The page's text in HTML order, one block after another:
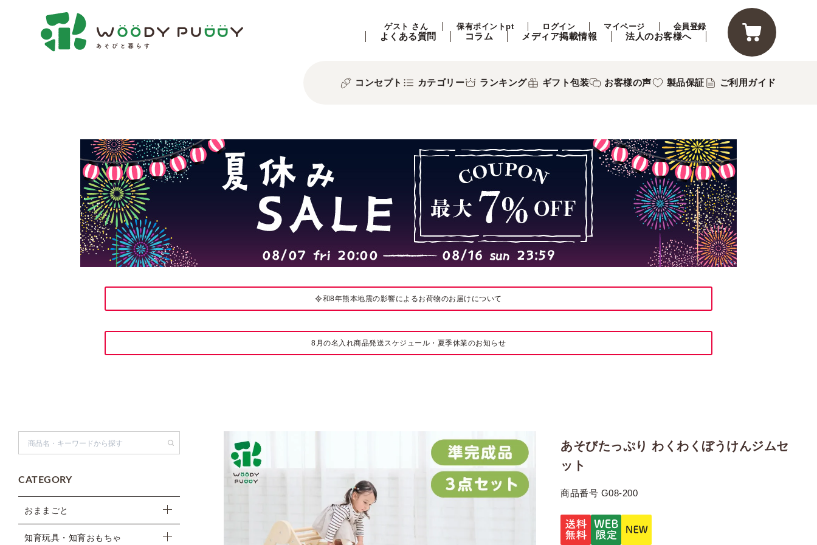
ゲスト さん 保有ポイントpt ログイン マイページ 会員登録
よくある質問 コラム メディア掲載情報 法人のお客様へ
コンセプト カテゴリー ランキング ギフト包装 お客様の声 製品保証 ご利用ガイド
令和8年熊本地震の影響によるお荷物のお届けについて
8月の名入れ商品発送スケジュール・夏季休業のお知らせ
CATEGORY
おままごと
知育玩具・知育おもちゃ
あそびたっぷり わくわくぼうけんジムセ
ット
商品番号 G08-200